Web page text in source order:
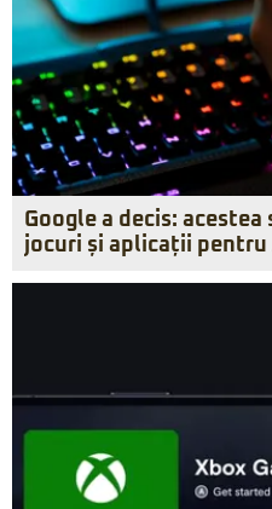
Google a decis:
jocuri și aplicații pentru